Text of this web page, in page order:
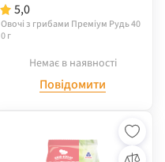
5,0
Овочі з грибами Преміум Рудь 40
0 г
Немає в наявності
Повідомити